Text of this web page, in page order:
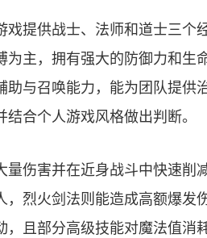
提供战士、法师和道士三个
主，拥有强大的防御力和生
与召唤能力，能为团队提供
合个人游戏风格做出判断。
伤害并在近身战斗中快速削
烈火剑法则能造成高额爆发
且部分高级技能对魔法值消